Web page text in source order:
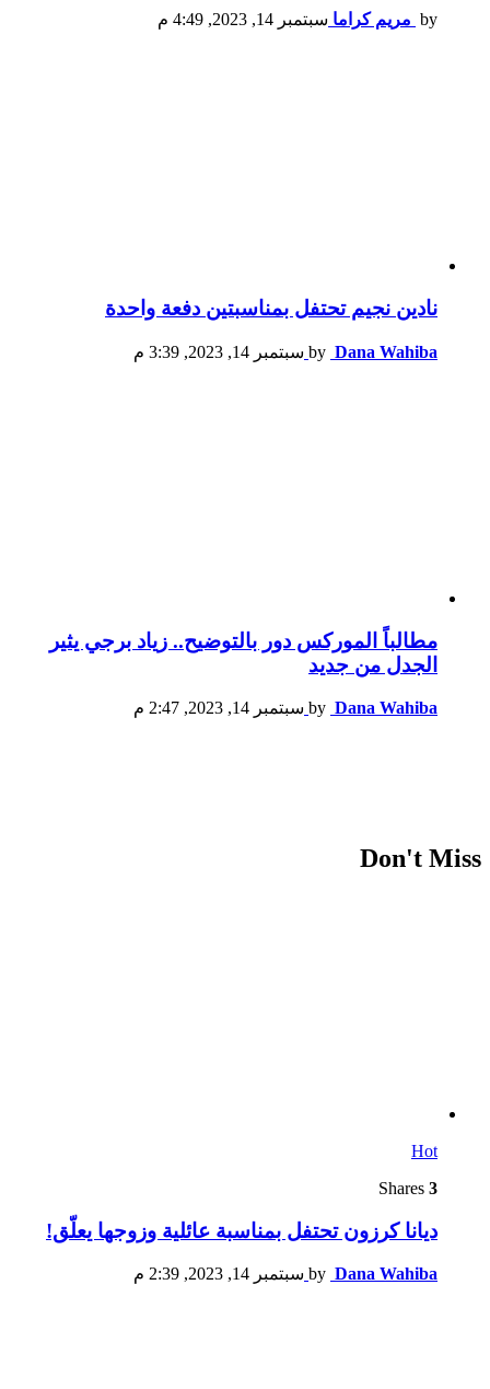
by مريم كراما سبتمبر 14, 2023, 4:49 م
نادين نجيم تحتفل بمناسبتين دفعة واحدة
by Dana Wahiba سبتمبر 14, 2023, 3:39 م
مطالباً الموركس دور بالتوضيح.. زياد برجي يثير
الجدل من جديد
by Dana Wahiba سبتمبر 14, 2023, 2:47 م
Don't Miss
Hot
3
ديانا كرزون تحتفل بمناسبة عائلية وزوجها يعلّق!
by Dana Wahiba سبتمبر 14, 2023, 2:39 م